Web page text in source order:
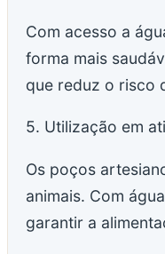
Com acesso a
forma mais
que reduz o risco
5. Utilização em
Os poços
animais. Com
garantir a